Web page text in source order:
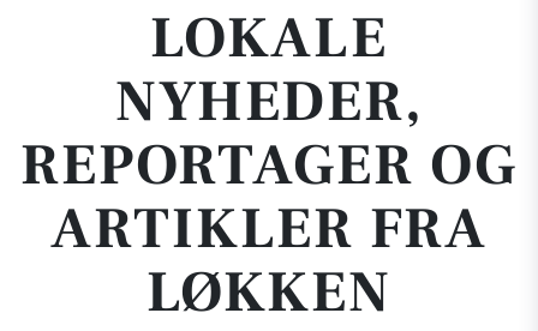
LOKALE
NYHEDER,
REPORTAGER OG
ARTIKLER FRA
LØKKEN